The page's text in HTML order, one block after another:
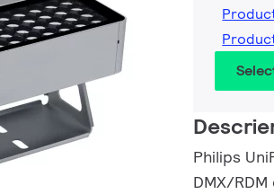
Philips
DMX/